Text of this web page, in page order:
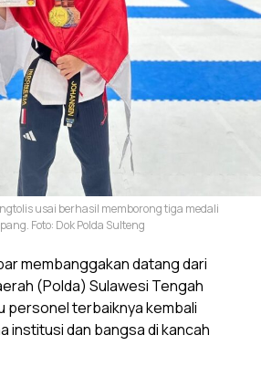
usai berhasil memborong tiga medali
Foto: Dok Polda Sulteng
membanggakan datang dari
(Polda) Sulawesi Tengah
personel terbaiknya kembali
institusi dan bangsa di kancah